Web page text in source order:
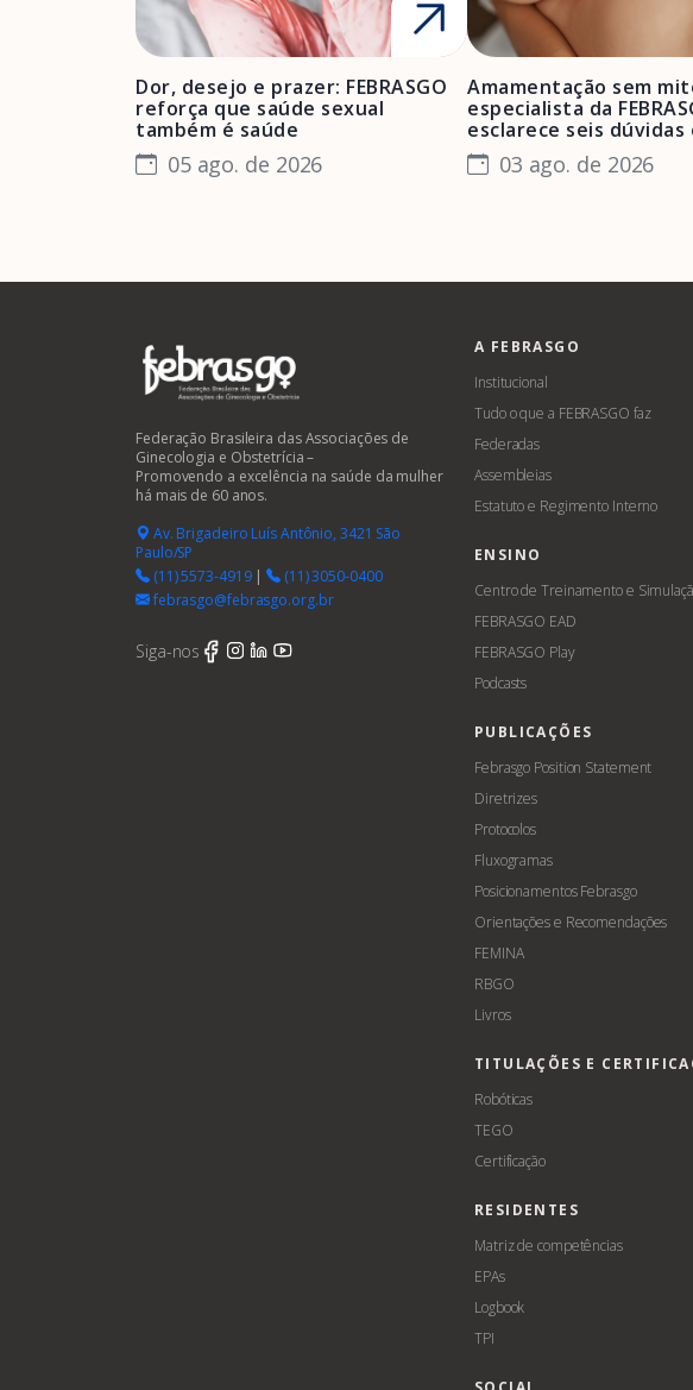
Dor, desejo e prazer: FEBRASGO
reforça que saúde sexual
também é saúde
05 ago. de 2026
Amamentação sem
especialista da
esclarece seis dúvidas
03 ago. de 2026
Federação Brasileira das Associações de
Ginecologia e Obstetrícia –
Promovendo a excelência na saúde da mulher
há mais de 60 anos.
Av. Brigadeiro Luís Antônio, 3421 São
Paulo/SP
(11) 5573-4919|
(11) 3050-0400
febrasgo@febrasgo.org.br
Siga-nos
A FEBRASGO
Institucional
Tudo o que a FEBRASGO faz
Federadas
Assembleias
Estatuto e Regimento Interno
ENSINO
Centro de Treinamento e
FEBRASGO EAD
FEBRASGO Play
Podcasts
PUBLICAÇÕES
Febrasgo Position Statement
Diretrizes
Protocolos
Fluxogramas
Posicionamentos Febrasgo
Orientações e Recomendações
FEMINA
RBGO
Livros
TITULAÇÕES E
Robóticas
TEGO
Certificação
RESIDENTES
Matriz de competências
EPAs
Logbook
TPI